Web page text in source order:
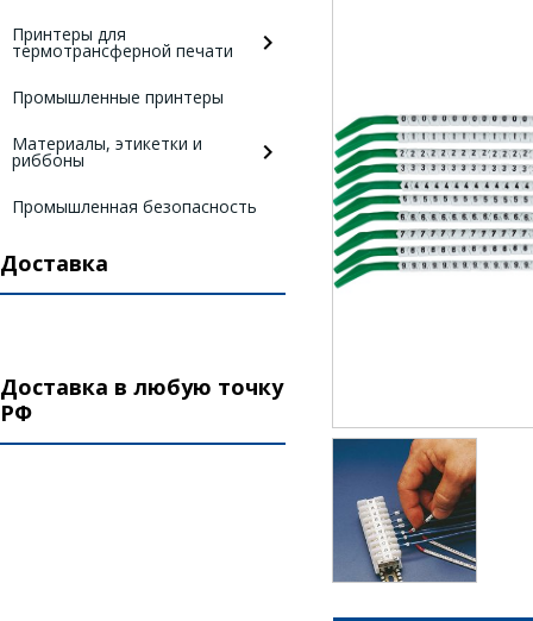
Принтеры для
термотрансферной печати
Промышленные принтеры
Материалы, этикетки и
риббоны
Промышленная безопасность
Доставка
Доставка в любую точку
РФ